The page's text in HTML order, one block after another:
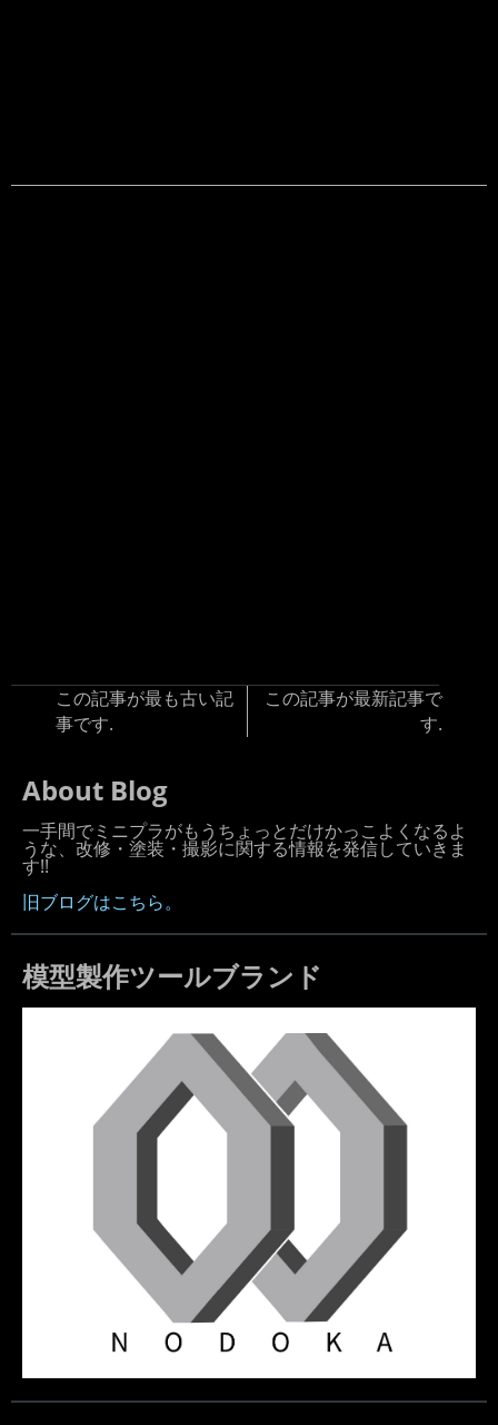
この記事が最も古い記
事です.
この記事が最新記事で
す.
About Blog
一手間でミニプラがもうちょっとだけかっこよくなるよ
うな、改修・塗装・撮影に関する情報を発信していきま
す!!
旧ブログはこちら。
模型製作ツールブランド